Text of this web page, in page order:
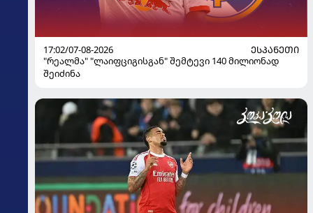
17:02/07-08-2026
ᲔᲡᲞᲐᲜᲔᲗᲘ
"რეალმა" "ლაიფციგისგან" შემტევი 140 მილიონად
შეიძინა